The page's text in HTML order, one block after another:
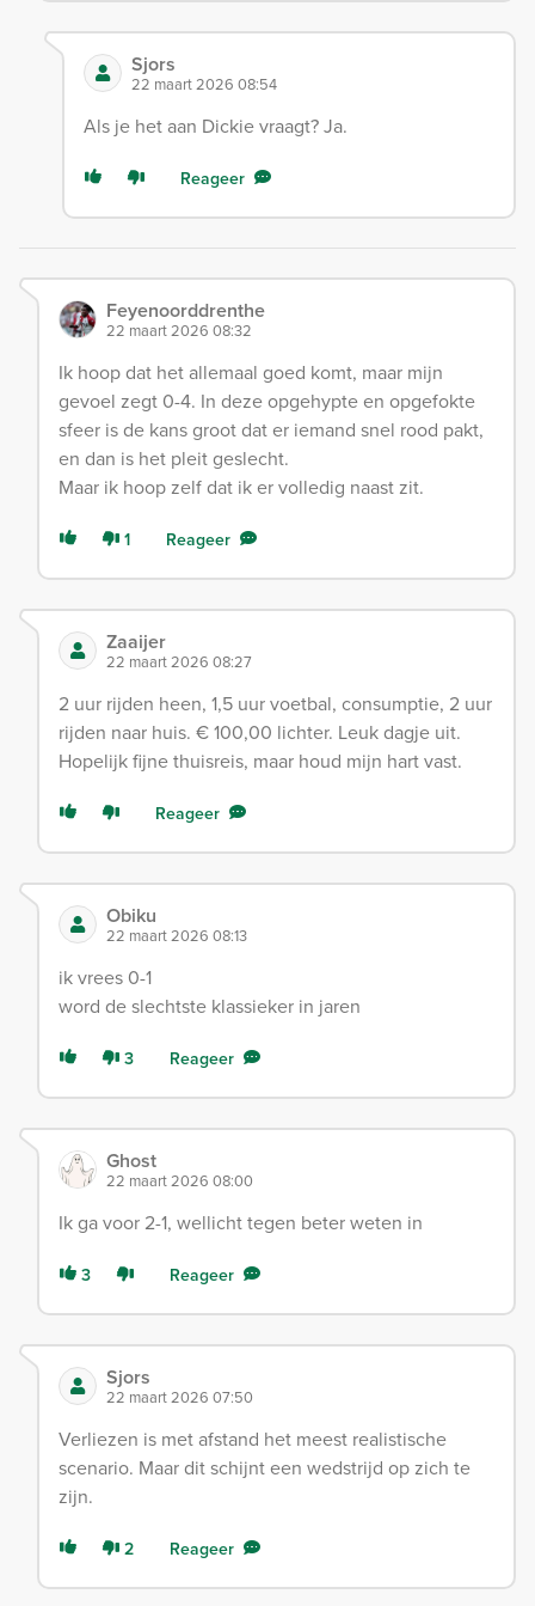
Sjors
22 maart 2026 08:54
Als je het aan Dickie vraagt? Ja.
Reageer
Feyenoorddrenthe
22 maart 2026 08:32
Ik hoop dat het allemaal goed komt, maar mijn
gevoel zegt 0-4. In deze opgehypte en opgefokte
sfeer is de kans groot dat er iemand snel rood pakt,
en dan is het pleit geslecht.
Maar ik hoop zelf dat ik er volledig naast zit.
1 Reageer
Zaaijer
22 maart 2026 08:27
2 uur rijden heen, 1,5 uur voetbal, consumptie, 2 uur
rijden naar huis. € 100,00 lichter. Leuk dagje uit.
Hopelijk fijne thuisreis, maar houd mijn hart vast.
Reageer
Obiku
22 maart 2026 08:13
ik vrees 0-1
word de slechtste klassieker in jaren
3 Reageer
Ghost
22 maart 2026 08:00
Ik ga voor 2-1, wellicht tegen beter weten in
3 Reageer
Sjors
22 maart 2026 07:50
Verliezen is met afstand het meest realistische
scenario. Maar dit schijnt een wedstrijd op zich te
zijn.
2 Reageer